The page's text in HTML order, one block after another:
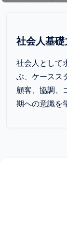
社会人基
社会人として
ぶ、ケースス
顧客、協調、
期への意識を